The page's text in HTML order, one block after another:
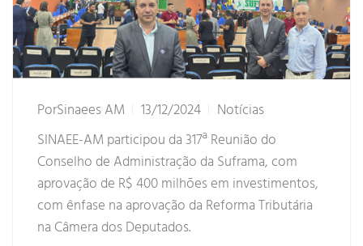
PorSinaees AM 13/12/2024
Notícias
SINAEE-AM participou da 317ª Reunião do
Conselho de Administração da Suframa, com
aprovação de R$ 400 milhões em investimentos,
com ênfase na aprovação da Reforma Tributária
na Câmera dos Deputados.